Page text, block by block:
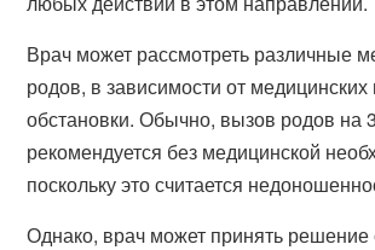
Врач может рассмотреть различные
родов, в зависимости от медицинских
обстановки. Обычно, вызов родов на
рекомендуется без медицинской
поскольку это считается
Однако, врач может принять